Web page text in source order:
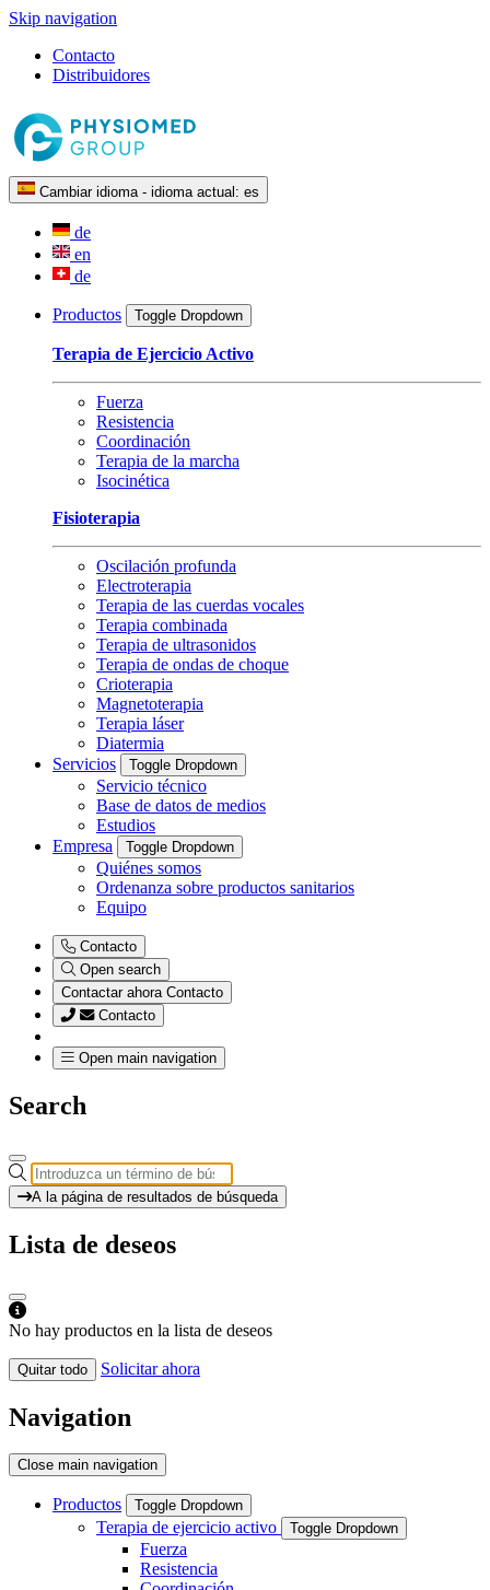
Skip navigation
Contacto
Distribuidores
Cambiar idioma - idioma actual: es
de
en
de
Productos Toggle Dropdown
Terapia de Ejercicio Activo
Fuerza
Resistencia
Coordinación
Terapia de la marcha
Isocinética
Fisioterapia
Oscilación profunda
Electroterapia
Terapia de las cuerdas vocales
Terapia combinada
Terapia de ultrasonidos
Terapia de ondas de choque
Crioterapia
Magnetoterapia
Terapia láser
Diatermia
Servicios
Toggle Dropdown
Servicio técnico
Base de datos de medios
Estudios
Empresa
Toggle Dropdown
Quiénes somos
Ordenanza sobre productos sanitarios
Equipo
Contacto
Open search
Contactar ahora Contacto
Contacto
Open main navigation
Search
A la página de resultados de búsqueda
Lista de deseos
No hay productos en la lista de deseos
Quitar todo Solicitar ahora
Navigation
Close main navigation
Productos Toggle Dropdown
Terapia de ejercicio activo Toggle Dropdown
Fuerza
Resistencia